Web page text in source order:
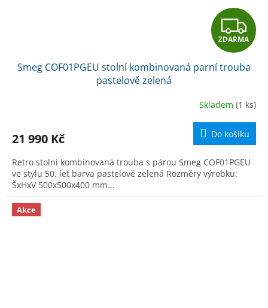
Z
D
A
R
M
A
ZDARMA
Smeg COF01PGEU stolní kombinovaná parní trouba
pastelově zelená
Skladem (1 ks)
21 990 Kč Do košíku
Retro stolní kombinovaná trouba s párou Smeg COF01PGEU
ve stylu 50. let barva pastelově zelená Rozměry výrobku:
ŠxHxV 500x500x400 mm...
Akce